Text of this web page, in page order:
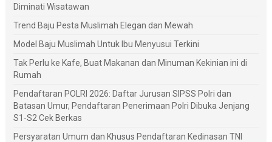
Diminati Wisatawan
Trend Baju Pesta Muslimah Elegan dan Mewah
Model Baju Muslimah Untuk Ibu Menyusui Terkini
Tak Perlu ke Kafe, Buat Makanan dan Minuman Kekinian ini di
Rumah
Pendaftaran POLRI 2026: Daftar Jurusan SIPSS Polri dan
Batasan Umur, Pendaftaran Penerimaan Polri Dibuka Jenjang
S1-S2 Cek Berkas
Persyaratan Umum dan Khusus Pendaftaran Kedinasan TNI